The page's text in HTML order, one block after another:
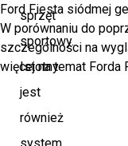
sprzęt
sportowy.
Istotny
jest
również
Ford Fiesta siódmej
W porównaniu do
szczególności na
więcej na temat Forda